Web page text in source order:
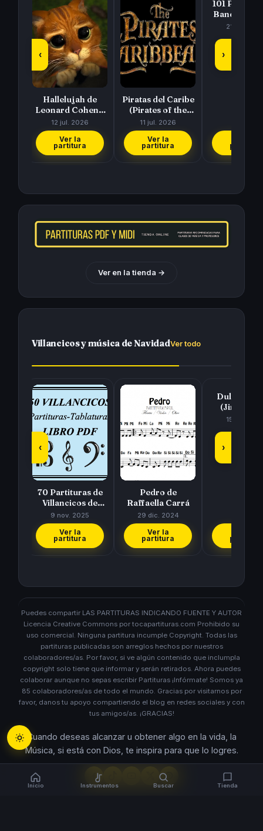
‹
Hallelujah de
Leonard Cohen y
Rufus Wainwright
12 jul. 2026
Ver la
partitura
Piratas del Caribe
(Pirates of the
Caribbean) de
Hans Zimmer
11 jul. 2026
Ver la
partitura
101
Bandas
21 abr.
partitura
›
Ver en la tienda →
Villancicos y música de NavidadVer todo
‹
70 Partituras de
Villancicos de
Navidad para
tocar con tu…
9 nov. 2025
Ver la
partitura
Pedro de
Raffaella Carrá
29 dic. 2024
Ver la
partitura
Dulce
(Jingle
15 dic.
partitura
›
Puedes compartir LAS PARTITURAS INDICANDO FUENTE Y AUTOR
Licencia Creative Commons por tocapartituras.com Prohibido su
uso comercial. Ninguna partitura incumple Copyright. Todas las
partituras publicadas son arreglos hechos por nuestros
colaboradores/as. Por favor, si ve algún contenido que inclumpla
copyright solo tiene que informar y serán retirados. Ahora puedes
colaborar aunque no sepas escribir Partituras ¡Infórmate! Somos ya
85 colaboradores/as de todo el mundo. Gracias por visitarnos por
favor, danos tu apoyo compartiendo el blog en redes sociales y con
tus amigos/as. ¡GRACIAS!
Cuando deseas alcanzar u obtener algo en la vida, la
Música, si está con Dios, te inspira para que lo logres.
Inicio Instrumentos Buscar Tienda